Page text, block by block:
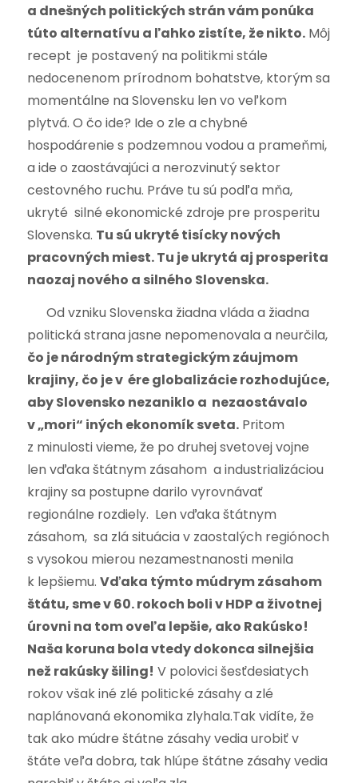
a dnešných politických strán vám ponúka
túto alternatívu a ľahko zistíte, že nikto.Môj
recept je postavený na politikmi stále
nedocenenom prírodnom bohatstve, ktorým sa
momentálne na Slovensku len vo veľkom
plytvá. O čo ide? Ide o zle a chybné
hospodárenie s podzemnou vodou a prameňmi,
a ide o zaostávajúci a nerozvinutý sektor
cestovného ruchu. Práve tu sú podľa mňa,
ukryté silné ekonomické zdroje pre prosperitu
Slovenska. Tu sú ukryté tisícky nových
pracovných miest. Tu je ukrytá aj prosperita
naozaj nového a silného Slovenska.
Od vzniku Slovenska žiadna vláda a žiadna
politická strana jasne nepomenovala a neurčila,
čo je národným strategickým záujmom
krajiny, čo je v ére globalizácie rozhodujúce,
aby Slovensko nezaniklo a nezaostávalo
v „mori“ iných ekonomík sveta.Pritom
z minulosti vieme, že po druhej svetovej vojne
len vďaka štátnym zásahom a industrializáciou
krajiny sa postupne darilo vyrovnávať
regionálne rozdiely. Len vďaka štátnym
zásahom, sa zlá situácia v zaostalých regiónoch
s vysokou mierou nezamestnanosti menila
k lepšiemu. Vďaka týmto múdrym zásahom
štátu, sme v 60. rokoch boli v HDP a životnej
úrovni na tom oveľa lepšie, ako Rakúsko!
Naša koruna bola vtedy dokonca silnejšia
než rakúsky šiling! V polovici šesťdesiatych
rokov však iné zlé politické zásahy a zlé
naplánovaná ekonomika zlyhala.Tak vidíte, že
tak ako múdre štátne zásahy vedia urobiť v
štáte veľa dobra, tak hlúpe štátne zásahy vedia